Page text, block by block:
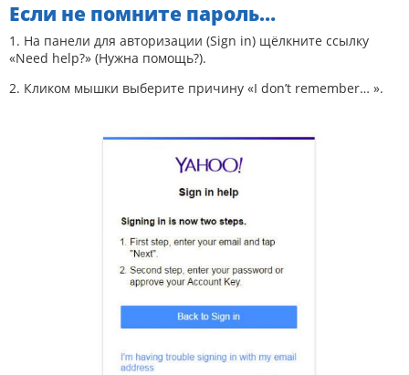
Если не помните пароль…
1. На панели для авторизации (Sign in) щёлкните ссылку
«Need help?» (Нужна помощь?).
2. Кликом мышки выберите причину «I don’t remember… ».